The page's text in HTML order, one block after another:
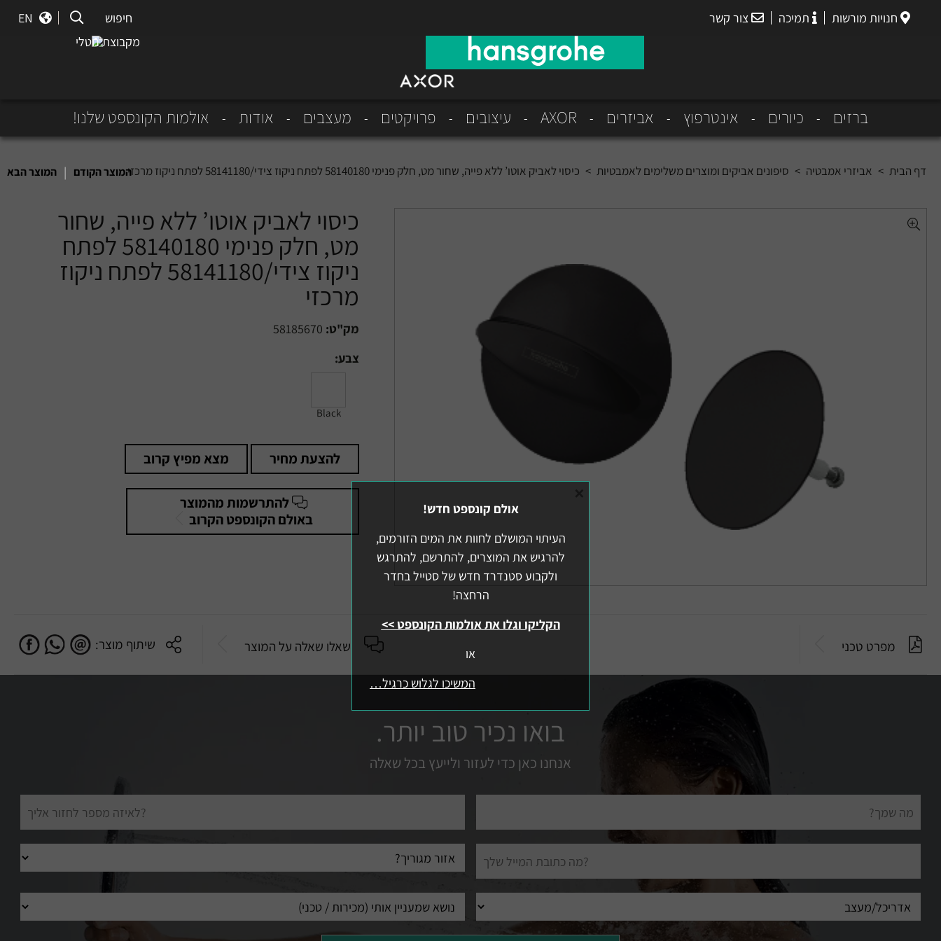
חנויות מורשות תמיכה צור קשר חיפוש
EN
מקבוצת נוטלי
ברזים כיורים אינטרפוץ אביזרים AXOR עיצובים פרויקטים מעצבים אודות אולמות הקונספט שלנו!
דף הבית > אביזרי אמבטיה > סיפונים אביקים ומוצרים משלימים לאמבטיות > כיסוי לאביק אוטו’ ללא פייה, שחור מט, חלק פנימי 58140180 לפתח ניקוז צידי/58141180 לפתח ניקוז מרכזי המוצר הקודם | המוצר הבא
כיסוי לאביק אוטו’ ללא פייה, שחור
מט, חלק פנימי 58140180 לפתח
ניקוז צידי/58141180 לפתח ניקוז
מרכזי
מק"ט: 58185670
צבע:
Black
להצעת מחיר מצא מפיץ קרוב
להתרשמות מהמוצר
באולם הקונספט הקרוב
מפרט טכני שאלו שאלה על המוצר שיתוף מוצר:
בואו נכיר טוב יותר.
אנחנו כאן כדי לעזור ולייעץ בכל שאלה
מלא
עיר
מגורים
אולם קונספט חדש!
העיתוי המושלם לחוות את המים הזורמים,
להרגיש את המוצרים, להתרשם, להתרגש
ולקבוע סטנדרד חדש של סטייל בחדר
הרחצה!
הקליקו וגלו את אולמות הקונספט >>
או
המשיכו לגלוש כרגיל…